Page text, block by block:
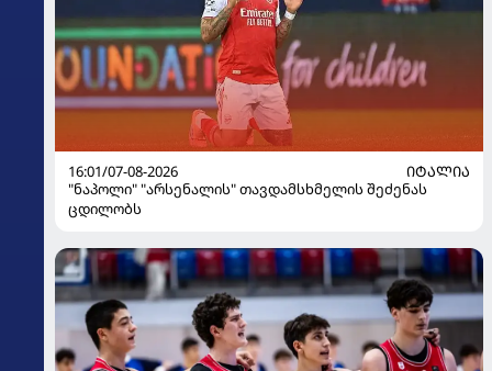
16:01/07-08-2026
ᲘᲢᲐᲚᲘᲐ
"ნაპოლი" "არსენალის" თავდამსხმელის შეძენას
ცდილობს